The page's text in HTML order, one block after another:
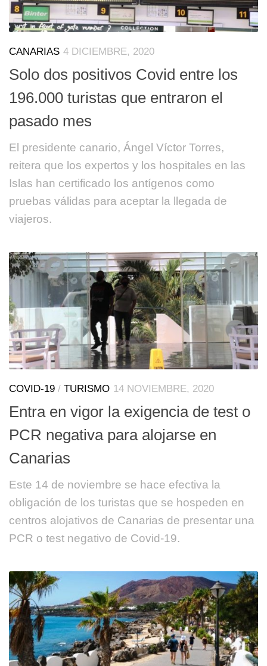
CANARIAS 4 DICIEMBRE, 2020
Solo dos positivos Covid entre los
196.000 turistas que entraron el
pasado mes
El presidente canario, Ángel Víctor Torres,
reitera que los expertos y los hospitales en las
Islas han certificado los antígenos como
pruebas válidas para aceptar la llegada de
viajeros.
COVID-19 / TURISMO 14 NOVIEMBRE, 2020
Entra en vigor la exigencia de test o
PCR negativa para alojarse en
Canarias
Este 14 de noviembre se hace efectiva la
obligación de los turistas que se hospeden en
centros alojativos de Canarias de presentar una
PCR o test negativo de Covid-19.